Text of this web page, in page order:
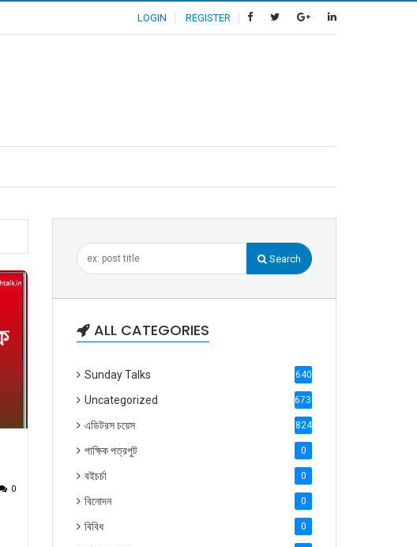
LOGIN REGISTER
0
Search
ALL CATEGORIES
Sunday Talks 640
Uncategorized 6738
এডিটরস চয়েস 824
পাক্ষিক পত্রপুট 0
বইচর্চা 0
বিনোদন 0
বিবিধ 0